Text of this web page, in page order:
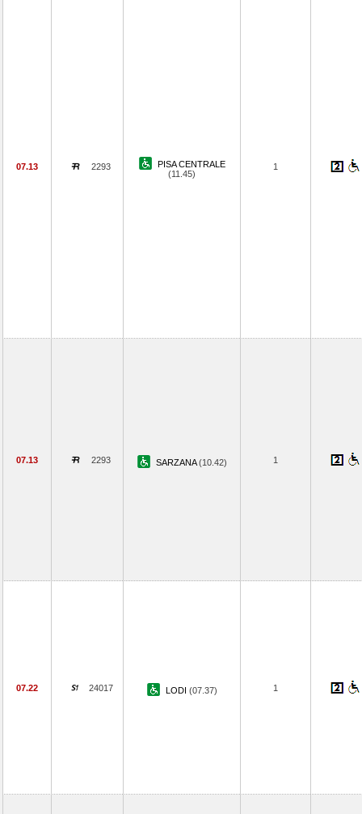
07.13 2293
PISA CENTRALE
(11.45)
1
07.13 2293 SARZANA(10.42) 1
07.22 24017 LODI (07.37) 1